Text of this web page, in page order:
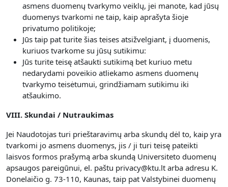
asmens duomenų tvarkymo veiklų, jei manote, kad jūsų
duomenys tvarkomi ne taip, kaip aprašyta šioje
privatumo politikoje;
Jūs taip pat turite šias teises atsižvelgiant, į duomenis,
kuriuos tvarkome su jūsų sutikimu:
Jūs turite teisę atšaukti sutikimą bet kuriuo metu
nedarydami poveikio atliekamo asmens duomenų
tvarkymo teisėtumui, grindžiamam sutikimu iki
atšaukimo.
VIII. Skundai / Nutraukimas
Jei Naudotojas turi prieštaravimų arba skundų dėl to, kaip yra
tvarkomi jo asmens duomenys, jis / ji turi teisę pateikti
laisvos formos prašymą arba skundą Universiteto duomenų
apsaugos pareigūnui, el. paštu privacy@ktu.lt arba adresu K.
Donelaičio g. 73-110, Kaunas, taip pat Valstybinei duomenų